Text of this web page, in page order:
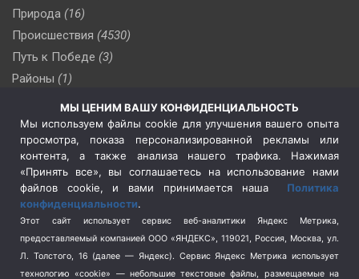
Природа (16)
Происшествия (4530)
Путь к Победе (3)
Районы (1)
(510)
Сельское хозяйство (3)
Социальная политика
(3)
Спецоперация в Украине
Спецоперация на Украине
(404)
Спорт (740)
Терроризм (1)
Транспорт (262)
МЫ ЦЕНИМ ВАШУ КОНФИДЕНЦИАЛЬНОСТЬ
Мы используем файлы cookie для улучшения вашего опыта
просмотра, показа персонализированной рекламы или
контента, а также анализа нашего трафика. Нажимая
«Принять все», вы соглашаетесь на использование нами
файлов cookie, и вами принимается наша Политика
конфиденциальности.
Этот сайт использует сервис веб-аналитики Яндекс Метрика,
предоставляемый компанией ООО «ЯНДЕКС», 119021, Россия, Москва, ул.
Л. Толстого, 16 (далее — Яндекс). Сервис Яндекс Метрика использует
технологию «cookie» — небольшие текстовые файлы, размещаемые на